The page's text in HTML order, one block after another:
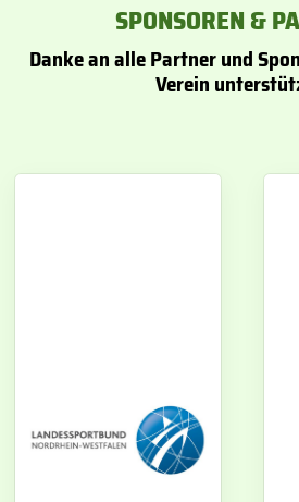
SPONSOREN &
Danke an alle Partner und
Verein